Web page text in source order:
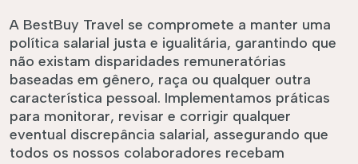
A BestBuy Travel se compromete a manter uma
política salarial justa e igualitária, garantindo que
não existam disparidades remuneratórias
baseadas em gênero, raça ou qualquer outra
característica pessoal. Implementamos práticas
para monitorar, revisar e corrigir qualquer
eventual discrepância salarial, assegurando que
todos os nossos colaboradores recebam